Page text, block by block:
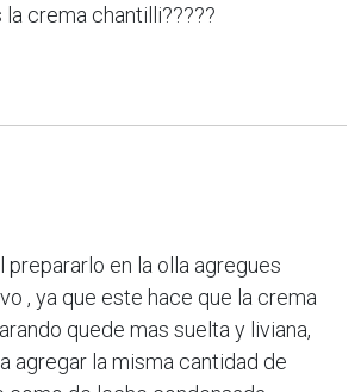
crema chantilli?????
prepararlo en la olla agregues
, ya que este hace que la crema
quede mas suelta y liviana,
agregar la misma cantidad de